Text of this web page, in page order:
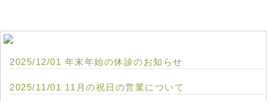
2025/12/01 年末年始の休診のお知らせ
2025/11/01 11月の祝日の営業について